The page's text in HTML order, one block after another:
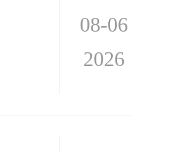
08-06
2026